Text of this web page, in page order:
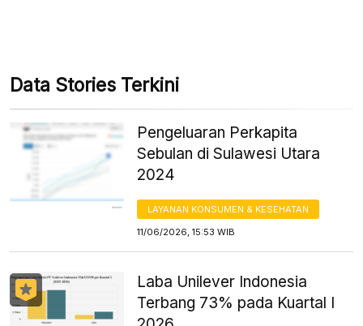
Data Stories Terkini
Pengeluaran Perkapita
Sebulan di Sulawesi Utara
2024
LAYANAN KONSUMEN & KESEHATAN
11/06/2026, 15:53 WIB
Laba Unilever Indonesia
Terbang 73% pada Kuartal I